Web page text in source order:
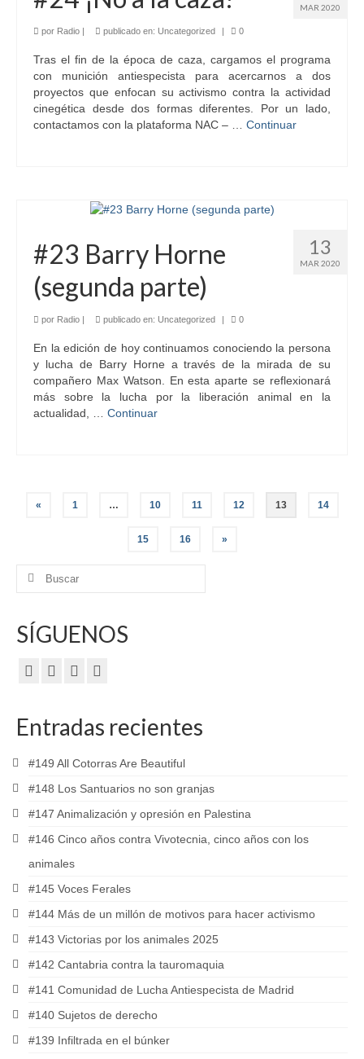
MAR 2020
por Radio | publicado en: Uncategorized | 0
Tras el fin de la época de caza, cargamos el programa
con munición antiespecista para acercarnos a dos
proyectos que enfocan su activismo contra la actividad
cinegética desde dos formas diferentes. Por un lado,
contactamos con la plataforma NAC – … Continuar
13
MAR 2020
#23 Barry Horne
(segunda parte)
por Radio | publicado en: Uncategorized | 0
En la edición de hoy continuamos conociendo la persona
y lucha de Barry Horne a través de la mirada de su
compañero Max Watson. En esta aparte se reflexionará
más sobre la lucha por la liberación animal en la
actualidad, … Continuar
Paginación
entradas
« 1 … 10 11 12 13 14
15 16 »
Buscar
SÍGUENOS
Entradas recientes
#149 All Cotorras Are Beautiful
#148 Los Santuarios no son granjas
#147 Animalización y opresión en Palestina
#146 Cinco años contra Vivotecnia, cinco años con los
animales
#145 Voces Ferales
#144 Más de un millón de motivos para hacer activismo
#143 Victorias por los animales 2025
#142 Cantabria contra la tauromaquia
#141 Comunidad de Lucha Antiespecista de Madrid
#140 Sujetos de derecho
#139 Infiltrada en el búnker